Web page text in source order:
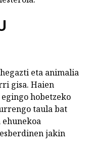
eta animalia
gisa. Haien
hobetzeko
taula bat
jakin